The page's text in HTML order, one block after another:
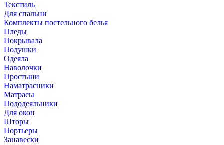
Текстиль
Для спальни
Комплекты постельного белья
Пледы
Покрывала
Подушки
Одеяла
Наволочки
Простыни
Наматрасники
Матрасы
Пододеяльники
Для окон
Шторы
Портьеры
Занавески